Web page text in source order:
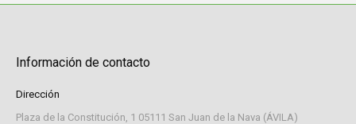
Información de contacto
Dirección
Plaza de la Constitución, 1 05111 San Juan de la Nava (ÁVILA)